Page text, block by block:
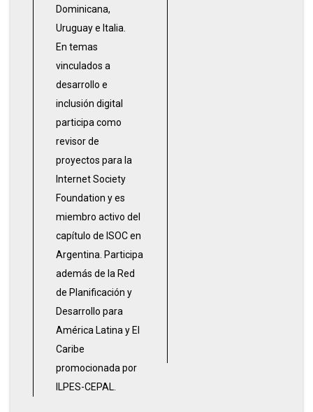
Dominicana,
Uruguay e Italia.
En temas
vinculados a
desarrollo e
inclusión digital
participa como
revisor de
proyectos para la
Internet Society
Foundation y es
miembro activo del
capítulo de ISOC en
Argentina. Participa
además de la Red
de Planificación y
Desarrollo para
América Latina y El
Caribe
promocionada por
ILPES-CEPAL.